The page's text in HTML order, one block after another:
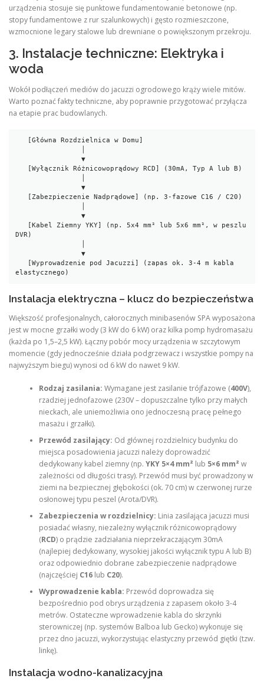
urządzenia stosuje się punktowe fundamentowanie betonowe (np.
stopy fundamentowe z rur szalunkowych) i gęsto rozmieszczone,
wzmocnione legary stalowe lub drewniane o powiększonym przekroju.
3. Instalacje techniczne: Elektryka i
woda
Wokół podłączeń mediów do jacuzzi ogrodowego krąży wiele mitów.
Warto poznać fakty techniczne, aby poprawnie przygotować przyłącza
na etapie prac budowlanych.
                ▼
                ▼
                ▼
DVR)
                ▼
Instalacja elektryczna – klucz do bezpieczeństwa
Większość profesjonalnych, całorocznych minibasenów SPA wyposażona
jest w mocne grzałki wody (3 kW do 6 kW) oraz kilka pomp hydromasażu
(każda po 1,5–2,5 kW). Łączny pobór mocy urządzenia w szczytowym
momencie (gdy jednocześnie działa podgrzewacz i wszystkie pompy na
najwyższym biegu) wynosi od 6 kW do nawet 9 kW.
Rodzaj zasilania: Wymagane jest zasilanie trójfazowe (400V),
rzadziej jednofazowe (230V – dopuszczalne tylko przy małych
nieckach, ale uniemożliwia ono jednoczesną pracę pełnego
masażu i grzałki).
Przewód zasilający: Od głównej rozdzielnicy budynku do
miejsca posadowienia jacuzzi należy doprowadzić
dedykowany kabel ziemny (np. YKY 5×4 mm² lub 5×6 mm² w
zależności od długości trasy). Przewód musi być prowadzony w
ziemi na bezpiecznej głębokości (ok. 70 cm) w czerwonej rurze
osłonowej typu peszel (Arota/DVR).
Zabezpieczenia w rozdzielnicy: Linia zasilająca jacuzzi musi
posiadać własny, niezależny wyłącznik różnicowoprądowy
(RCD) o prądzie zadziałania nieprzekraczającym 30mA
(najlepiej dedykowany, wysokiej jakości wyłącznik typu A lub B)
oraz odpowiednio dobrane zabezpieczenie nadprądowe
(najczęściej C16lub C20).
Wyprowadzenie kabla: Przewód doprowadza się
bezpośrednio pod obrys urządzenia z zapasem około 3-4
metrów. Ostateczne wprowadzenie kabla do skrzynki
sterowniczej (np. systemów Balboa lub Gecko) wykonuje się
przez dno jacuzzi, wykorzystując elastyczny przewód giętki (tzw.
linkę).
Instalacja wodno-kanalizacyjna